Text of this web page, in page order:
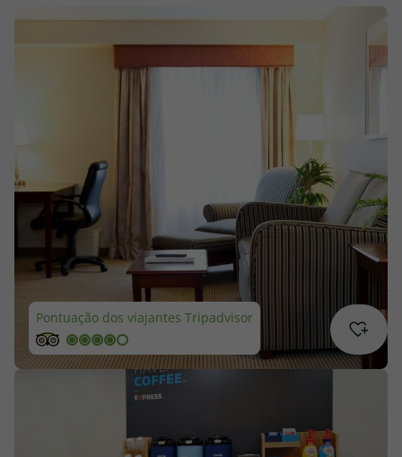
Escapadinhas
Especialistas
Cheque Viagem
Rede de Lojas
Blog TopViagens
Pontuação dos viajantes Tripadvisor